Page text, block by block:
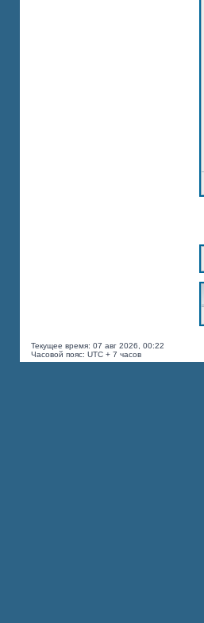
Текущее время: 07 авг 2026, 00:22
Часовой пояс: UTC + 7 часов